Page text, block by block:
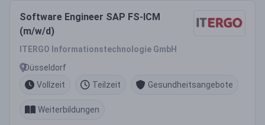
Software Engineer SAP FS-ICM
(m/w/d)
ITERGO Informationstechnologie GmbH
Düsseldorf
Vollzeit
Teilzeit Gesundheitsangebote
Weiterbildungen